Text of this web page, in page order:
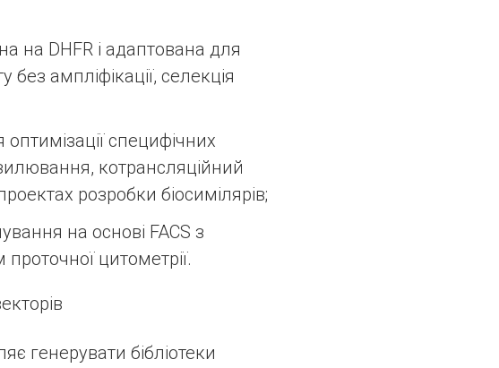
на DHFR і адаптована для
ампліфікації, селекція
специфічних
котрансляційний
розробки біосимілярів;
на основі FACS з
цитометрії.
генерувати бібліотеки